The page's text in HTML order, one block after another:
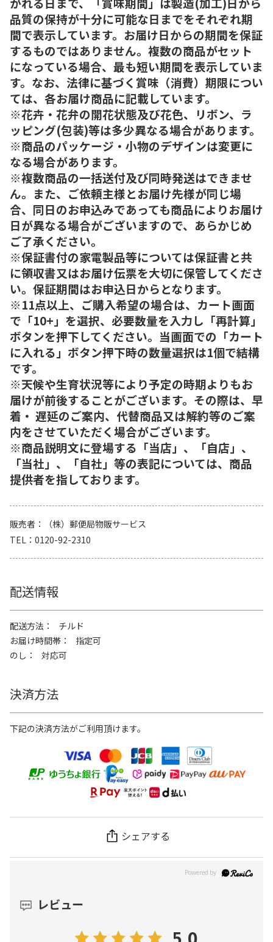
品質の保持が十分に可能な日までをそれぞれ期
間で表示しています。お届け日からの期間を保証
するものではありません。複数の商品がセット
になっている場合、最も短い期間を表示していま
す。なお、法律に基づく賞味（消費）期限につい
ては、各お届け商品に記載しています。
※花卉・花弁の開花状態及び花色、リボン、ラ
ッピング(包装)等は多少異なる場合があります。
※商品のパッケージ・小物のデザインは変更に
なる場合があります。
※複数商品の一括送付及び同時発送はできませ
ん。また、ご依頼主様とお届け先様が同じ場
合、同日のお申込みであっても商品によりお届け
日が異なる場合がございますので、あらかじめ
ご了承ください。
※保証書付の家電製品等については保証書と共
に領収書又はお届け伝票を大切に保管してくださ
い。保証期間はお申込日からとなります。
※11点以上、ご購入希望の場合は、カート画面
で「10+」を選択、必要数量を入力し「再計算」
ボタンを押下してください。当画面での「カート
に入れる」ボタン押下時の数量選択は1個で結構
です。
※天候や生育状況等により予定の時期よりもお
届けが前後することがございます。その際は、早
着・ 遅延のご案内、代替商品又は解約等のご案
内をさせていただく場合がございます。
※商品説明文に登場する「当店」、「自店」、
「当社」、「自社」等の表記については、商品
提供者を指しております。
販売者
（株）郵便局物販サービス
TEL
0120-92-2310
配送情報
配送方法
チルド
お届け時間帯
指定可
のし
対応可
決済方法
下記の決済方法がご利用頂けます。
シェアする
レビュー